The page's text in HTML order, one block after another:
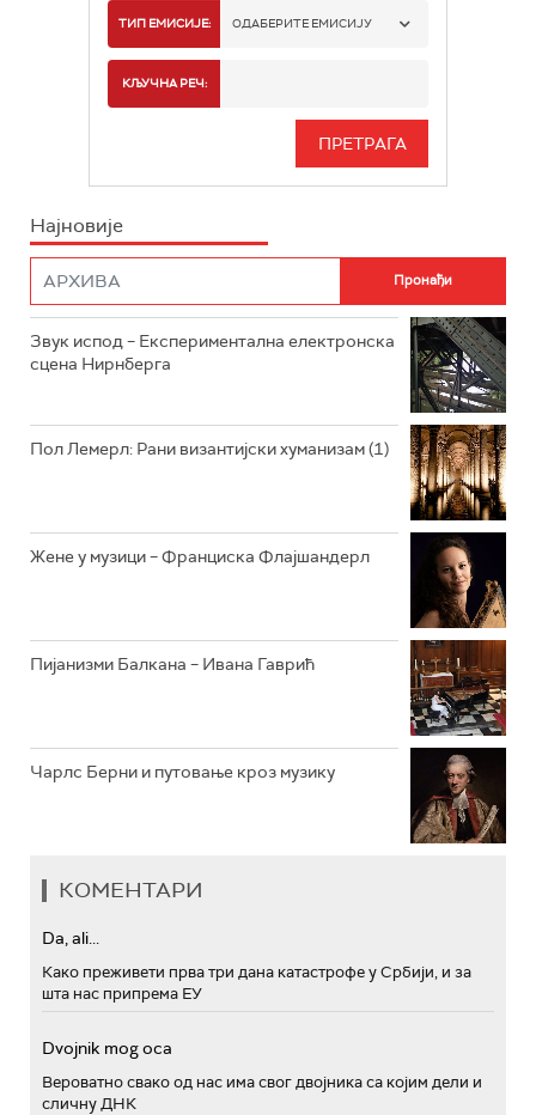
РАДИО БЕОГРАД 1
РАДИО БЕОГРАД 3
РАДИО РОКЕНРОЛЕР
РАДИО ЏЕЗЕР
ТИП ЕМИСИЈЕ: ОДАБЕРИТЕ ЕМИСИЈУ
КЉУЧНА РЕЧ:
Најновије
Звук испод – Експериментална електронска
сцена Нирнберга
Пол Лемерл: Рани византијски хуманизам (1)
Жене у музици – Франциска Флајшандерл
Пијанизми Балкана – Ивана Гаврић
Чарлс Берни и путовање кроз музику
КОМЕНТАРИ
Da, ali...
Како преживети прва три дана катастрофе у Србији, и за
шта нас припрема ЕУ
Dvojnik mog oca
Вероватно свако од нас има свог двојника са којим дели и
сличну ДНК